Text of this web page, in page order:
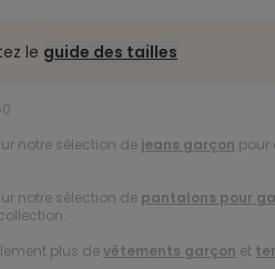
le guide des tailles
notre sélection de jeans garçon pour
notre sélection de pantalons pour
plus devêtements garçon et